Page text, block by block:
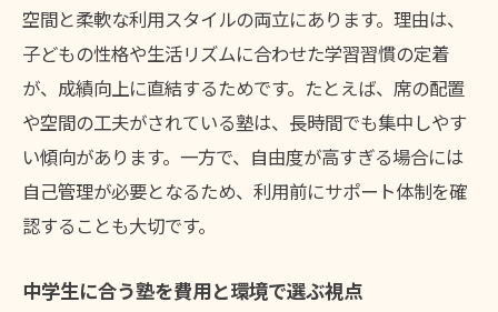
空間と柔軟な利用スタイルの両立にあります。理由は、
子どもの性格や生活リズムに合わせた学習習慣の定着
が、成績向上に直結するためです。たとえば、席の配置
や空間の工夫がされている塾は、長時間でも集中しやす
い傾向があります。一方で、自由度が高すぎる場合には
自己管理が必要となるため、利用前にサポート体制を確
認することも大切です。
中学生に合う塾を費用と環境で選ぶ視点